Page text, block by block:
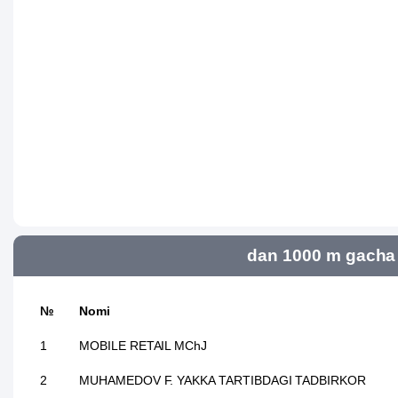
dan 1000 m
№ Nomi
1 MOBILE RETAIL MChJ
2 MUHAMEDOV F. YAKKA TARTIBDAGI TADBIRKOR